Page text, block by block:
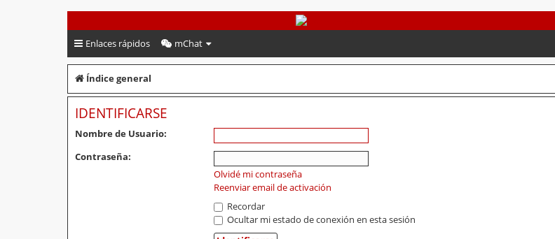
PeruVoley.com
Enlaces rápidos mChat
Índice general
IDENTIFICARSE
Nombre de Usuario:
Contraseña:
Olvidé mi contraseña
Reenviar email de activación
Recordar
Ocultar mi estado de conexión en esta sesión